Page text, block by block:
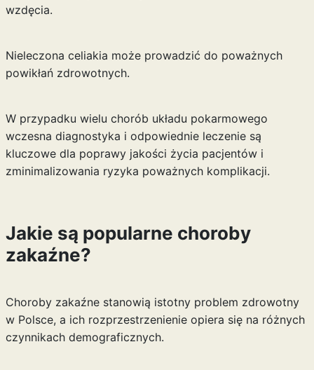
wzdęcia.
Nieleczona celiakia może prowadzić do poważnych
powikłań zdrowotnych.
W przypadku wielu chorób układu pokarmowego
wczesna diagnostyka i odpowiednie leczenie są
kluczowe dla poprawy jakości życia pacjentów i
zminimalizowania ryzyka poważnych komplikacji.
Jakie są popularne choroby
zakaźne?
Choroby zakaźne stanowią istotny problem zdrowotny
w Polsce, a ich rozprzestrzenienie opiera się na różnych
czynnikach demograficznych.